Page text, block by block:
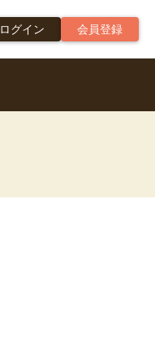
ログイン 会員登録